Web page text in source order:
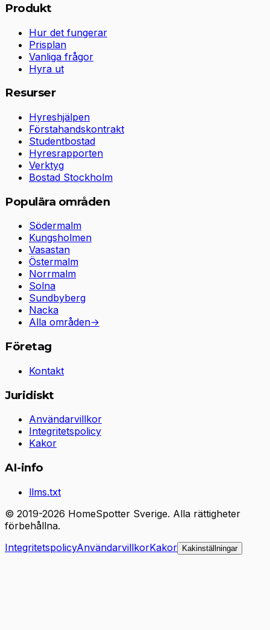
Produkt
Hur det fungerar
Prisplan
Vanliga frågor
Hyra ut
Resurser
Hyreshjälpen
Förstahandskontrakt
Studentbostad
Hyresrapporten
Verktyg
Bostad Stockholm
Populära områden
Södermalm
Kungsholmen
Vasastan
Östermalm
Norrmalm
Solna
Sundbyberg
Nacka
Alla områden→
Företag
Kontakt
Juridiskt
Användarvillkor
Integritetspolicy
Kakor
AI-info
llms.txt
© 2019-2026 HomeSpotter Sverige. Alla rättigheter
förbehållna.
IntegritetspolicyAnvändarvillkorKakor Kakinställningar